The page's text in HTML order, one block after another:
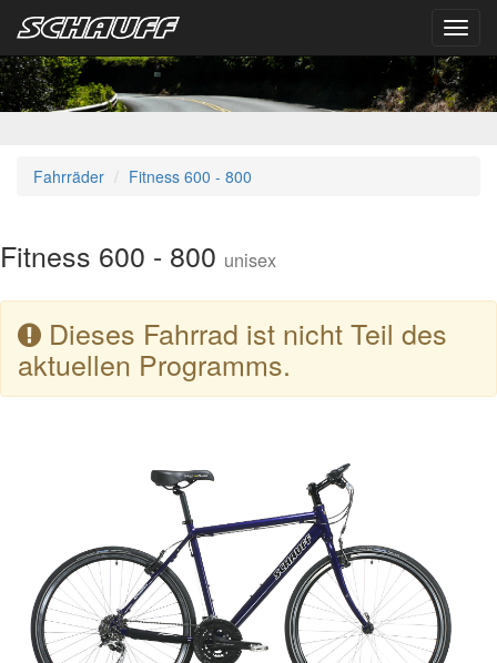
Fahrräder Fitness 600 - 800
Fitness 600 - 800 unisex
Dieses Fahrrad ist nicht Teil des
aktuellen Programms.